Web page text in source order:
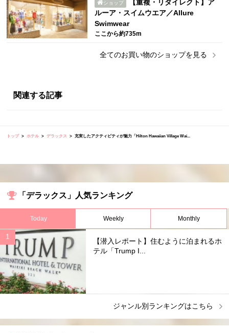
ショップ
【重複・リダイレクト】ア
ルーア・スイムウエア／Allure
Swimwear
ここから約735m
全てのお買い物のショップを見る
関連する記事
トップ ホテル デラックス 充実したアクティビティが魅力「Hilton Hawaiian Village Wai...
「デラックス」人気ランキング
Today Weekly Monthly
【潜入レポート】住むように泊まれるホ
テル「Trump I...
ジャンル別ランキングはこちら